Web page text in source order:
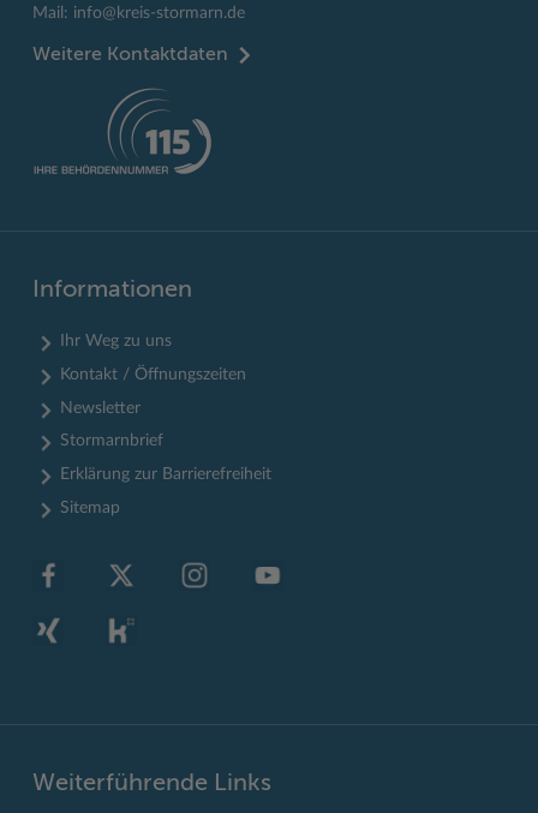
Mail: info@kreis-stormarn.de
Weitere Kontaktdaten
Informationen
Ihr Weg zu uns
Kontakt / Öffnungszeiten
Newsletter
Stormarnbrief
Erklärung zur Barrierefreiheit
Sitemap
Weiterführende Links